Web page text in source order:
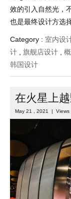
效的引入自然光，
也是最终设计方选
Category : 室内设
计
旗舰店设计
韩国设计
在火星上
May 21 , 2021 | Views